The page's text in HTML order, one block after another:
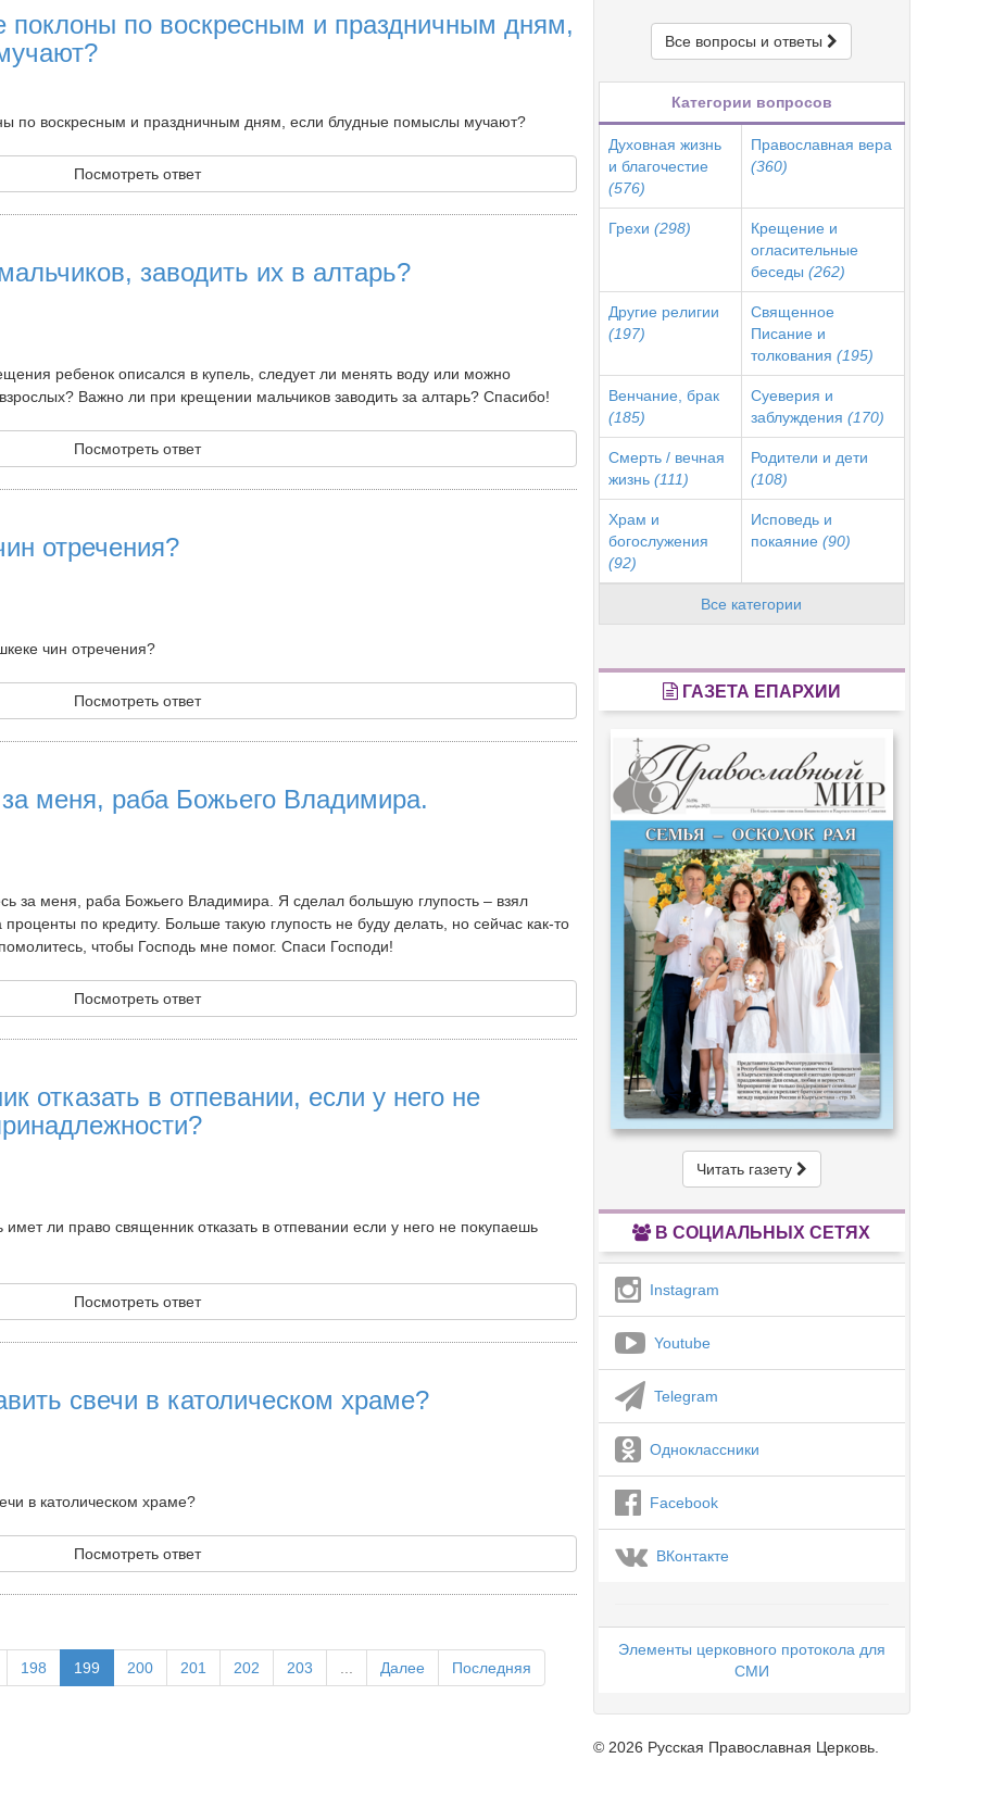
по воскресным и праздничным дням,
по воскресным и праздничным дням, если блудные помыслы мучают?
Посмотреть ответ
заводить их в алтарь?
ребенок описался в купель, следует ли менять воду или можно
Важно ли при крещении мальчиков заводить за алтарь? Спасибо!
Посмотреть ответ
отречения?
чин отречения?
Посмотреть ответ
меня, раба Божьего Владимира.
за меня, раба Божьего Владимира. Я сделал большую глупость – взял
по кредиту. Больше такую глупость не буду делать, но сейчас как-то
чтобы Господь мне помог. Спаси Господи!
Посмотреть ответ
отказать в отпевании, если у него не
имет ли право священник отказать в отпевании если у него не покупаешь
Посмотреть ответ
свечи в католическом храме?
в католическом храме?
Посмотреть ответ
198 199 200 201 202 203 Далее Последняя
Все вопросы и ответы
Категории вопросов
Духовная жизнь
и благочестие
(576)
Православная вера
(360)
Грехи (298)
Крещение и
огласительные
беседы (262)
Другие религии
(197)
Священное
Писание и
толкования (195)
Венчание, брак
(185)
Суеверия и
заблуждения (170)
Смерть / вечная
жизнь (111)
Родители и дети
(108)
Храм и
богослужения
(92)
Исповедь и
покаяние (90)
Все категории
ГАЗЕТА ЕПАРХИИ
Читать газету
В СОЦИАЛЬНЫХ СЕТЯХ
Instagram
Youtube
Telegram
Одноклассники
Facebook
ВКонтакте
Элементы церковного протокола для
СМИ
© 2026 Русская Православная Церковь.